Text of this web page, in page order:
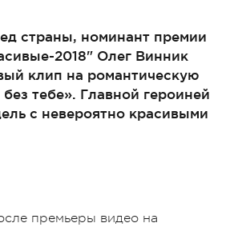
страны, номинант премии
2018" Олег Винник
клип на романтическую
тебе». Главной героиней
с невероятно красивыми
премьеры видео на